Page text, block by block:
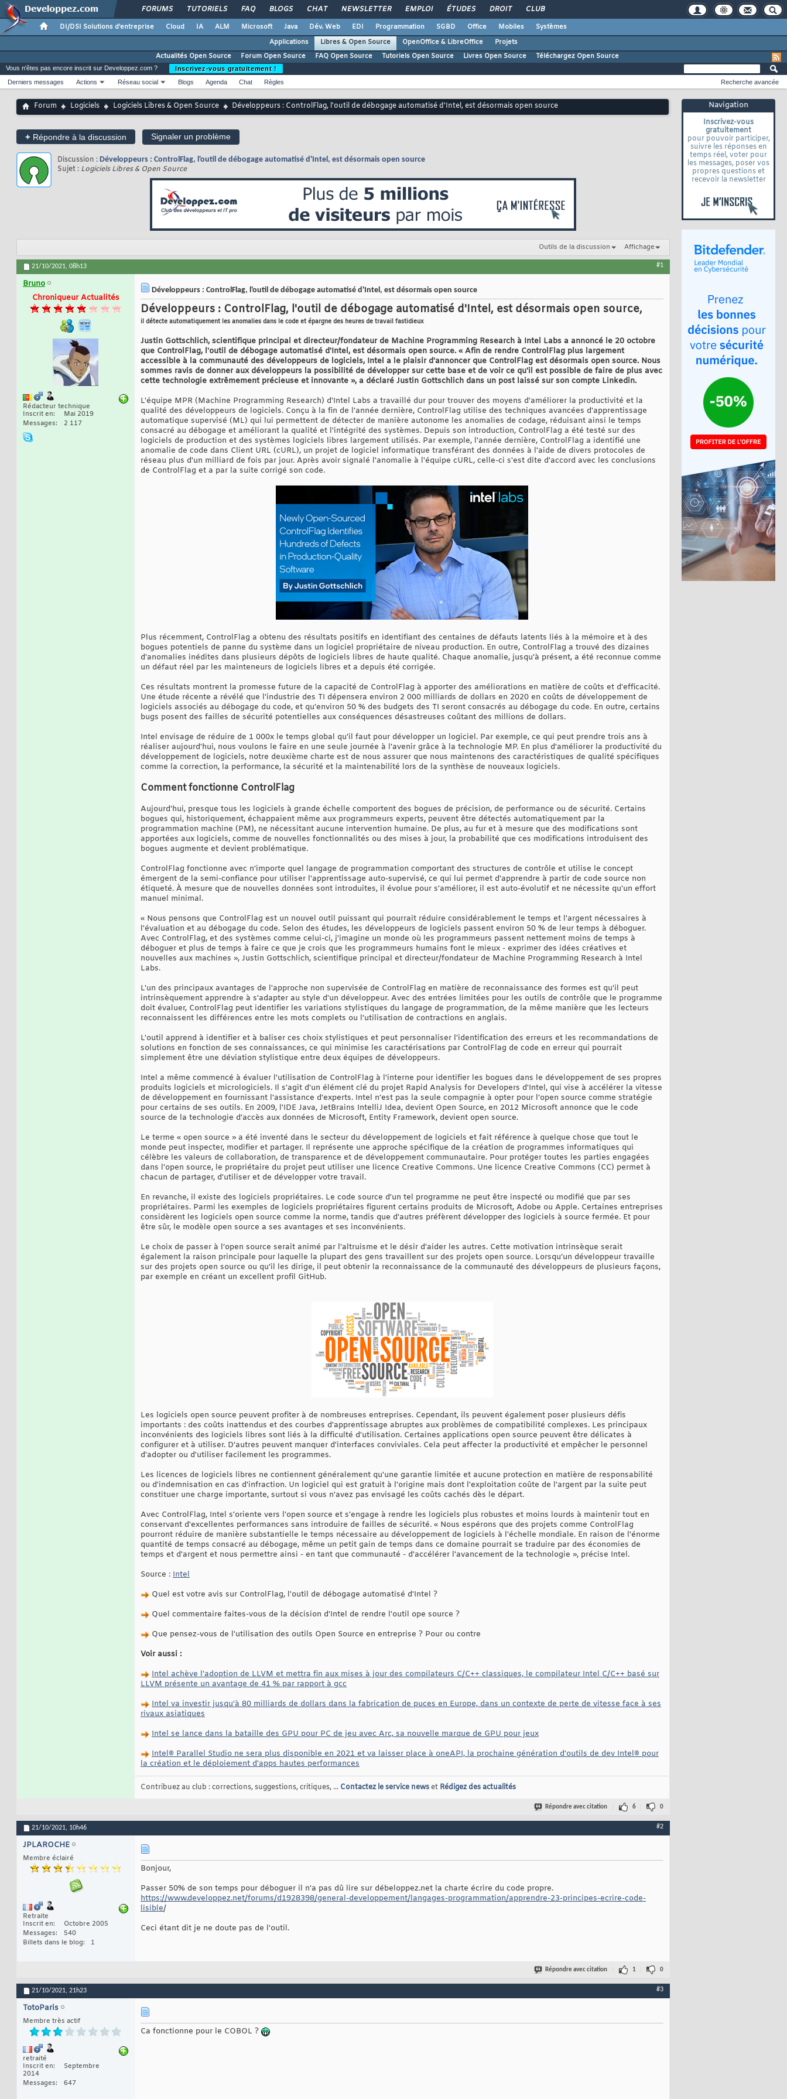
FORUMS TUTORIELS FAQ BLOGS CHAT NEWSLETTER EMPLOI ÉTUDES DROIT CLUB
DI/DSI Solutions d'entreprise Cloud IA ALM Microsoft Java Dév. Web EDI Programmation SGBD Office Mobiles
Systèmes
Applications
Libres & Open Source OpenOffice & LibreOffice
Projets
Actualités Open Source
Forum Open Source FAQ Open Source Tutoriels Open Source Livres Open Source Téléchargez Open Source
Navigation
Inscrivez-vous
gratuitement
pour pouvoir participer,
suivre les réponses en
temps réel, voter pour
les messages, poser vos
propres questions et
recevoir la newsletter
Vous n'êtes pas encore inscrit sur Developpez.com ?
Inscrivez-vous gratuitement !
Derniers messages
Actions Réseau social Blogs Agenda Chat Règles Recherche avancée
Forum Logiciels Logiciels Libres & Open Source Développeurs : ControlFlag, l'outil de débogage automatisé d'Intel, est désormais open source
+ Répondre à la discussion Signaler un problème
Discussion : Développeurs : ControlFlag, l'outil de débogage automatisé d'Intel, est désormais open source
Sujet : Logiciels Libres & Open Source
Outils de la discussion Affichage
21/10/2021, 08h13 #1
Bruno
Chroniqueur Actualités
Rédacteur technique
Inscrit en
Mai 2019
Messages
2 117
Développeurs : ControlFlag, l'outil de débogage automatisé d'Intel, est désormais open source
Développeurs : ControlFlag, l'outil de débogage automatisé d'Intel, est désormais open source,
il détecte automatiquement les anomalies dans le code et épargne des heures de travail fastidieux
Justin Gottschlich, scientifique principal et directeur/fondateur de Machine Programming Research à Intel Labs a annoncé le 20 octobre
que ControlFlag, l'outil de débogage automatisé d'Intel, est désormais open source. « Afin de rendre ControlFlag plus largement
accessible à la communauté des développeurs de logiciels, Intel a le plaisir d'annoncer que ControlFlag est désormais open source. Nous
sommes ravis de donner aux développeurs la possibilité de développer sur cette base et de voir ce qu'il est possible de faire de plus avec
cette technologie extrêmement précieuse et innovante », a déclaré Justin Gottschlich dans un post laissé sur son compte Linkedin.
L'équipe MPR (Machine Programming Research) d'Intel Labs a travaillé dur pour trouver des moyens d'améliorer la productivité et la
qualité des développeurs de logiciels. Conçu à la fin de l'année dernière, ControlFlag utilise des techniques avancées d'apprentissage
automatique supervisé (ML) qui lui permettent de détecter de manière autonome les anomalies de codage, réduisant ainsi le temps
consacré au débogage et améliorant la qualité et l'intégrité des systèmes. Depuis son introduction, ControlFlag a été testé sur des
logiciels de production et des systèmes logiciels libres largement utilisés. Par exemple, l'année dernière, ControlFlag a identifié une
anomalie de code dans Client URL (cURL), un projet de logiciel informatique transférant des données à l'aide de divers protocoles de
réseau plus d'un milliard de fois par jour. Après avoir signalé l'anomalie à l'équipe cURL, celle-ci s'est dite d'accord avec les conclusions
de ControlFlag et a par la suite corrigé son code.
Plus récemment, ControlFlag a obtenu des résultats positifs en identifiant des centaines de défauts latents liés à la mémoire et à des
bogues potentiels de panne du système dans un logiciel propriétaire de niveau production. En outre, ControlFlag a trouvé des dizaines
d'anomalies inédites dans plusieurs dépôts de logiciels libres de haute qualité. Chaque anomalie, jusqu'à présent, a été reconnue comme
un défaut réel par les mainteneurs de logiciels libres et a depuis été corrigée.
Ces résultats montrent la promesse future de la capacité de ControlFlag à apporter des améliorations en matière de coûts et d'efficacité.
Une étude récente a révélé que l'industrie des TI dépensera environ 2 000 milliards de dollars en 2020 en coûts de développement de
logiciels associés au débogage du code, et qu'environ 50 % des budgets des TI seront consacrés au débogage du code. En outre, certains
bugs posent des failles de sécurité potentielles aux conséquences désastreuses coûtant des millions de dollars.
Intel envisage de réduire de 1 000x le temps global qu'il faut pour développer un logiciel. Par exemple, ce qui peut prendre trois ans à
réaliser aujourd'hui, nous voulons le faire en une seule journée à l'avenir grâce à la technologie MP. En plus d'améliorer la productivité du
développement de logiciels, notre deuxième charte est de nous assurer que nous maintenons des caractéristiques de qualité spécifiques
comme la correction, la performance, la sécurité et la maintenabilité lors de la synthèse de nouveaux logiciels.
Comment fonctionne ControlFlag
Aujourd'hui, presque tous les logiciels à grande échelle comportent des bogues de précision, de performance ou de sécurité. Certains
bogues qui, historiquement, échappaient même aux programmeurs experts, peuvent être détectés automatiquement par la
programmation machine (PM), ne nécessitant aucune intervention humaine. De plus, au fur et à mesure que des modifications sont
apportées aux logiciels, comme de nouvelles fonctionnalités ou des mises à jour, la probabilité que ces modifications introduisent des
bogues augmente et devient problématique.
ControlFlag fonctionne avec n'importe quel langage de programmation comportant des structures de contrôle et utilise le concept
émergent de la semi-confiance pour utiliser l'apprentissage auto-supervisé, ce qui lui permet d'apprendre à partir de code source non
étiqueté. À mesure que de nouvelles données sont introduites, il évolue pour s'améliorer, il est auto-évolutif et ne nécessite qu'un effort
manuel minimal.
« Nous pensons que ControlFlag est un nouvel outil puissant qui pourrait réduire considérablement le temps et l'argent nécessaires à
l'évaluation et au débogage du code. Selon des études, les développeurs de logiciels passent environ 50 % de leur temps à déboguer.
Avec ControlFlag, et des systèmes comme celui-ci, j'imagine un monde où les programmeurs passent nettement moins de temps à
déboguer et plus de temps à faire ce que je crois que les programmeurs humains font le mieux - exprimer des idées créatives et
nouvelles aux machines », Justin Gottschlich, scientifique principal et directeur/fondateur de Machine Programming Research à Intel
Labs.
L'un des principaux avantages de l'approche non supervisée de ControlFlag en matière de reconnaissance des formes est qu'il peut
intrinsèquement apprendre à s'adapter au style d'un développeur. Avec des entrées limitées pour les outils de contrôle que le programme
doit évaluer, ControlFlag peut identifier les variations stylistiques du langage de programmation, de la même manière que les lecteurs
reconnaissent les différences entre les mots complets ou l'utilisation de contractions en anglais.
L'outil apprend à identifier et à baliser ces choix stylistiques et peut personnaliser l'identification des erreurs et les recommandations de
solutions en fonction de ses connaissances, ce qui minimise les caractérisations par ControlFlag de code en erreur qui pourrait
simplement être une déviation stylistique entre deux équipes de développeurs.
Intel a même commencé à évaluer l'utilisation de ControlFlag à l'interne pour identifier les bogues dans le développement de ses propres
produits logiciels et micrologiciels. Il s'agit d'un élément clé du projet Rapid Analysis for Developers d'Intel, qui vise à accélérer la vitesse
de développement en fournissant l'assistance d'experts. Intel n’est pas la seule compagnie à opter pour l’open source comme stratégie
pour certains de ses outils. En 2009, l'IDE Java, JetBrains IntelliJ Idea, devient Open Source, en 2012 Microsoft annonce que le code
source de la technologie d'accès aux données de Microsoft, Entity Framework, devient open source.
Le terme « open source » a été inventé dans le secteur du développement de logiciels et fait référence à quelque chose que tout le
monde peut inspecter, modifier et partager. Il représente une approche spécifique de la création de programmes informatiques qui
célèbre les valeurs de collaboration, de transparence et de développement communautaire. Pour protéger toutes les parties engagées
dans l'open source, le propriétaire du projet peut utiliser une licence Creative Commons. Une licence Creative Commons (CC) permet à
chacun de partager, d'utiliser et de développer votre travail.
En revanche, il existe des logiciels propriétaires. Le code source d'un tel programme ne peut être inspecté ou modifié que par ses
propriétaires. Parmi les exemples de logiciels propriétaires figurent certains produits de Microsoft, Adobe ou Apple. Certaines entreprises
considèrent les logiciels open source comme la norme, tandis que d'autres préfèrent développer des logiciels à source fermée. Et pour
être sûr, le modèle open source a ses avantages et ses inconvénients.
Le choix de passer à l’open source serait animé par l'altruisme et le désir d'aider les autres. Cette motivation intrinsèque serait
également la raison principale pour laquelle la plupart des gens travaillent sur des projets open source. Lorsqu’un développeur travaille
sur des projets open source ou qu’il les dirige, il peut obtenir la reconnaissance de la communauté des développeurs de plusieurs façons,
par exemple en créant un excellent profil GitHub.
Les logiciels open source peuvent profiter à de nombreuses entreprises. Cependant, ils peuvent également poser plusieurs défis
importants : des coûts inattendus et des courbes d'apprentissage abruptes aux problèmes de compatibilité complexes. Les principaux
inconvénients des logiciels libres sont liés à la difficulté d'utilisation. Certaines applications open source peuvent être délicates à
configurer et à utiliser. D'autres peuvent manquer d'interfaces conviviales. Cela peut affecter la productivité et empêcher le personnel
d'adopter ou d'utiliser facilement les programmes.
Les licences de logiciels libres ne contiennent généralement qu'une garantie limitée et aucune protection en matière de responsabilité
ou d'indemnisation en cas d'infraction. Un logiciel qui est gratuit à l'origine mais dont l'exploitation coûte de l'argent par la suite peut
constituer une charge importante, surtout si vous n'avez pas envisagé les coûts cachés dès le départ.
Avec ControlFlag, Intel s'oriente vers l'open source et s'engage à rendre les logiciels plus robustes et moins lourds à maintenir tout en
conservant d'excellentes performances sans introduire de failles de sécurité. « Nous espérons que des projets comme ControlFlag
pourront réduire de manière substantielle le temps nécessaire au développement de logiciels à l'échelle mondiale. En raison de l'énorme
quantité de temps consacré au débogage, même un petit gain de temps dans ce domaine pourrait se traduire par des économies de
temps et d'argent et nous permettre ainsi - en tant que communauté - d'accélérer l'avancement de la technologie », précise Intel.
Source : Intel
Quel est votre avis sur ControlFlag, l'outil de débogage automatisé d'Intel ?
Quel commentaire faites-vous de la décision d'Intel de rendre l'outil ope source ?
Que pensez-vous de l'utilisation des outils Open Source en entreprise ? Pour ou contre
Voir aussi :
Intel achève l'adoption de LLVM et mettra fin aux mises à jour des compilateurs C/C++ classiques, le compilateur Intel C/C++ basé sur
LLVM présente un avantage de 41 % par rapport à gcc
Intel va investir jusqu'à 80 milliards de dollars dans la fabrication de puces en Europe, dans un contexte de perte de vitesse face à ses
rivaux asiatiques
Intel se lance dans la bataille des GPU pour PC de jeu avec Arc, sa nouvelle marque de GPU pour jeux
Intel® Parallel Studio ne sera plus disponible en 2021 et va laisser place à oneAPI, la prochaine génération d'outils de dev Intel® pour
la création et le déploiement d'apps hautes performances
Contribuez au club : corrections, suggestions, critiques, ... Contactez le service newset Rédigez des actualités
Répondre avec citation 6 0
21/10/2021, 10h46 #2
JPLAROCHE
Membre éclairé
Retraite
Inscrit en
Octobre 2005
Messages
540
Billets dans le blog
1
Bonjour,
Passer 50% de son temps pour déboguer il n'a pas dû lire sur débeloppez.net la charte écrire du code propre.
https://www.developpez.net/forums/d1928398/general-developpement/langages-programmation/apprendre-23-principes-ecrire-code-
lisible/
Ceci étant dit je ne doute pas de l'outil.
Répondre avec citation 1 0
21/10/2021, 21h23 #3
TotoParis
Membre très actif
retraité
Inscrit en
Septembre
2014
Messages
647
Ca fonctionne pour le COBOL ?